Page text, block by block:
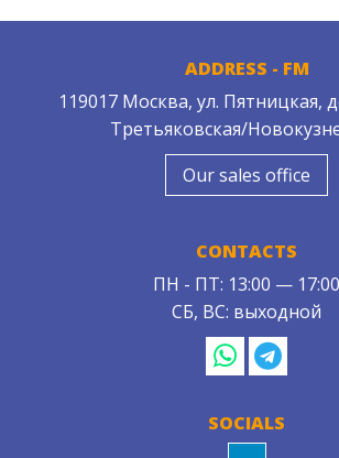
ADDRESS - FM
119017 Москва, ул. Пятницкая,
Третьяковская/
Our sales office
CONTACTS
ПН - ПТ: 13:00 — 17:00
СБ, ВС: выходной
SOCIALS